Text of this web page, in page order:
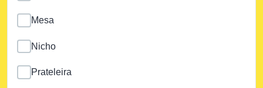
Mesa
Nicho
Prateleira